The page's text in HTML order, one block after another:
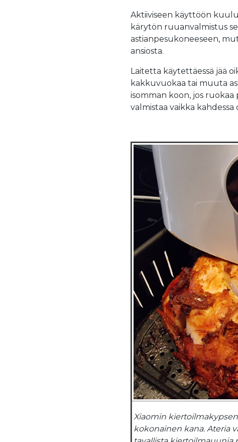
Aktiiviseen käyttöön
kärytön ruuanvalmistus
astianpesukoneeseen,
ansiosta.
Laitetta käytettäessä jää
kakkuvuokaa tai muuta
isomman koon, jos
valmistaa vaikka kahdessa
Xiaomin
kokonainen kana. Ateria